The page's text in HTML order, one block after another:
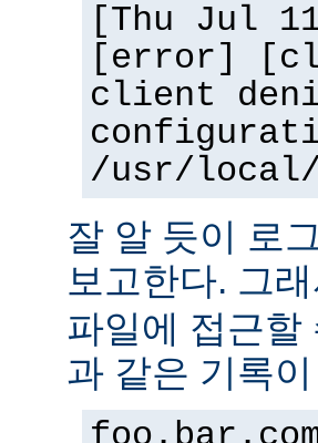
[Thu Jul
[error]
client
/usr/local/
잘 알 듯이 로
보고한다. 그
파일에 접근
과 같은 기록